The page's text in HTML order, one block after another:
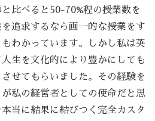
比べると50-70%程の授業数を
追求するなら画一的な授業をす
わかっています。しかし私は英
生を文化的により豊かにしても
せてもらいました。その経験を
私の経営者としての使命だと思
当に結果に結びつく完全カスタ